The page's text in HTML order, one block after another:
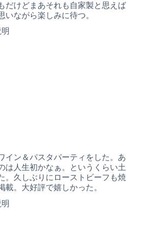
だけどまあそれも自家製と思えば
いながら楽しみに待つ。
イン＆パスタパーティをした。あ
は人生初かなぁ。というくらい土
。久しぶりにローストビーフも焼
載。大好評で嬉しかった。